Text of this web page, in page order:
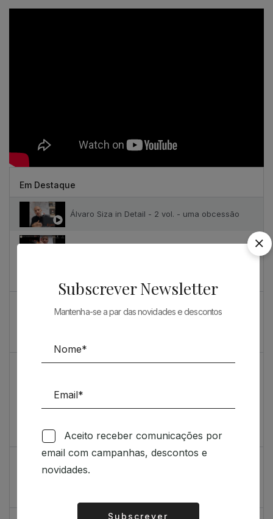
Em Destaque
Álvaro Siza in Detail - 2 vol. - uma obcessão
O máximo rigor
PRENDA ESPECIAL PARA ARQUITECTOS 2023
Feedback
Índice de satisfação inédito
Subscrever Newsletter
Mantenha-se a par das novidades e descontos
Aceito receber comunicações por
email com campanhas, descontos e
novidades.
Subscrever